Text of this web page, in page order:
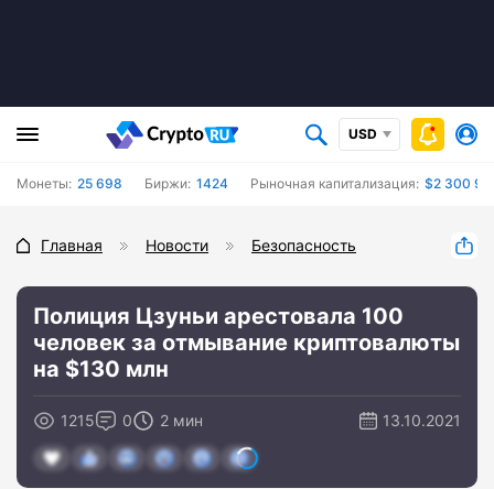
USD
Монеты: 25 698 Биржи: 1424 Рыночная капитализация: $2 300
Главная Новости Безопасность
Полиция Цзуньи арестовала 100
человек за отмывание криптовалюты
на $130 млн
1215 0 2 мин 13.10.2021